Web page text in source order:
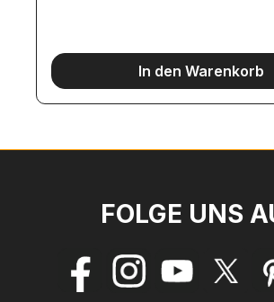
In den Warenkorb
FOLGE UNS